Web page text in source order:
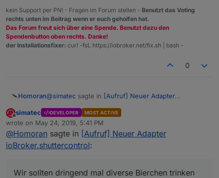
kein Support per PN! - Fragen im Forum stellen - Benutzt das Voting
rechts unten im Beitrag wenn er euch geholfen hat.
Das Forum freut sich über eine Spende. Benutzt dazu den
Spendenbutton oben rechts. Danke!
der Installationsfixer: curl -fsL https://iobroker.net/fix.sh | bash -
0
Homoran@simatec sagte in [Aufruf] Neuer Adapter
Ich will eigentlich gerne zur besseren Übersicht
alles in einer Tabelle haben.
ich (eigentlich) auch!
Offline
simatec DEVELOPER MOST ACTIVE
wrote on May 24, 2019, 5:41 PM
last edited by
@Homoran sagte in [Aufruf] Neuer Adapter
ioBroker.shuttercontrol:
Wir sollten dringend mal diverse Bierchen trinken